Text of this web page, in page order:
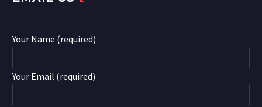
Your Name (required)
Your Email (required)